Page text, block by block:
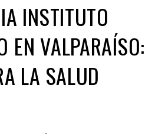
INSTITUTO
EN VALPARAÍSO:
LA SALUD